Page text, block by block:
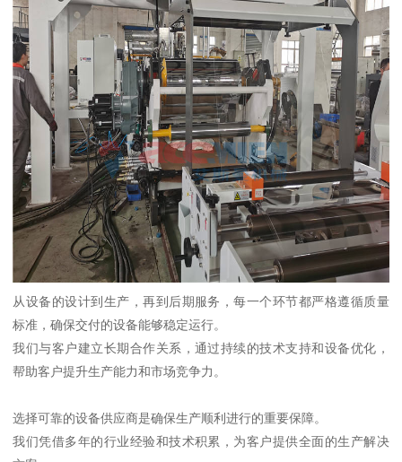
从设备的设计到生产，再到后期服务，每一个环节都严格遵循质量
标准，确保交付的设备能够稳定运行。
我们与客户建立长期合作关系，通过持续的技术支持和设备优化，
帮助客户提升生产能力和市场竞争力。
选择可靠的设备供应商是确保生产顺利进行的重要保障。
我们凭借多年的行业经验和技术积累，为客户提供全面的生产解决